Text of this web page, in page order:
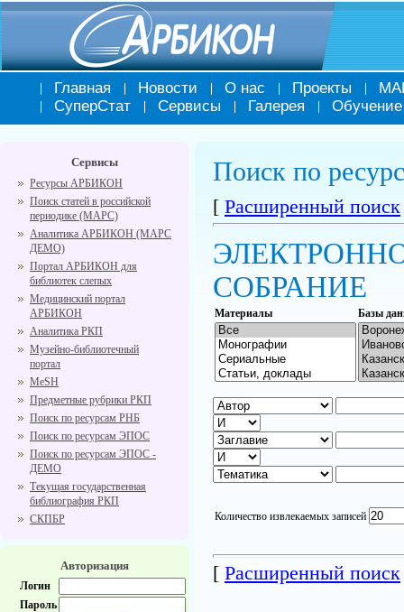
Главная Новости О нас Проекты
СуперСтат
Сервисы Галерея Обучение
Сервисы
Ресурсы АРБИКОН
Поиск статей в российской
периодике (МАРС)
Аналитика АРБИКОН (МАРС
ДЕМО)
Портал АРБИКОН для
библиотек слепых
Медицинский портал
АРБИКОН
Аналитика РКП
Музейно-библиотечный
портал
MeSH
Предметные рубрики РКП
Поиск по ресурсам РНБ
Поиск по ресурсам ЭПОС
Поиск по ресурсам ЭПОС -
ДЕМО
Текущая государственная
библиография РКП
СКПБР
Авторизация
Логин
Пароль
Поиск по
[ Расширенный поиск
СОБРАНИЕ
Материалы Базы
Количество извлекаемых записей
[ Расширенный поиск